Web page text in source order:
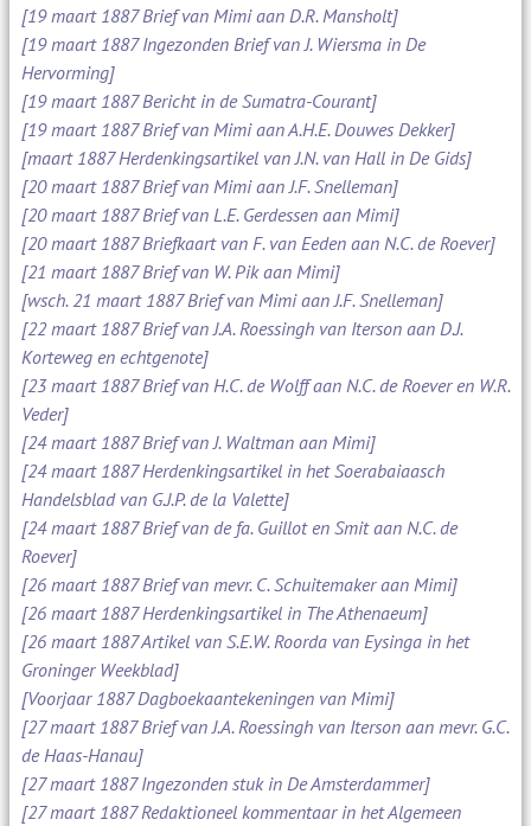
[19 maart 1887 Brief van Mimi aan D.R. Mansholt]
[19 maart 1887 Ingezonden Brief van J. Wiersma in De
Hervorming]
[19 maart 1887 Bericht in de Sumatra-Courant]
[19 maart 1887 Brief van Mimi aan A.H.E. Douwes Dekker]
[maart 1887 Herdenkingsartikel van J.N. van Hall in De Gids]
[20 maart 1887 Brief van Mimi aan J.F. Snelleman]
[20 maart 1887 Brief van L.E. Gerdessen aan Mimi]
[20 maart 1887 Briefkaart van F. van Eeden aan N.C. de Roever]
[21 maart 1887 Brief van W. Pik aan Mimi]
[wsch. 21 maart 1887 Brief van Mimi aan J.F. Snelleman]
[22 maart 1887 Brief van J.A. Roessingh van Iterson aan D.J.
Korteweg en echtgenote]
[23 maart 1887 Brief van H.C. de Wolff aan N.C. de Roever en W.R.
Veder]
[24 maart 1887 Brief van J. Waltman aan Mimi]
[24 maart 1887 Herdenkingsartikel in het Soerabaiaasch
Handelsblad van G.J.P. de la Valette]
[24 maart 1887 Brief van de fa. Guillot en Smit aan N.C. de
Roever]
[26 maart 1887 Brief van mevr. C. Schuitemaker aan Mimi]
[26 maart 1887 Herdenkingsartikel in The Athenaeum]
[26 maart 1887 Artikel van S.E.W. Roorda van Eysinga in het
Groninger Weekblad]
[Voorjaar 1887 Dagboekaantekeningen van Mimi]
[27 maart 1887 Brief van J.A. Roessingh van Iterson aan mevr. G.C.
de Haas-Hanau]
[27 maart 1887 Ingezonden stuk in De Amsterdammer]
[27 maart 1887 Redaktioneel kommentaar in het Algemeen